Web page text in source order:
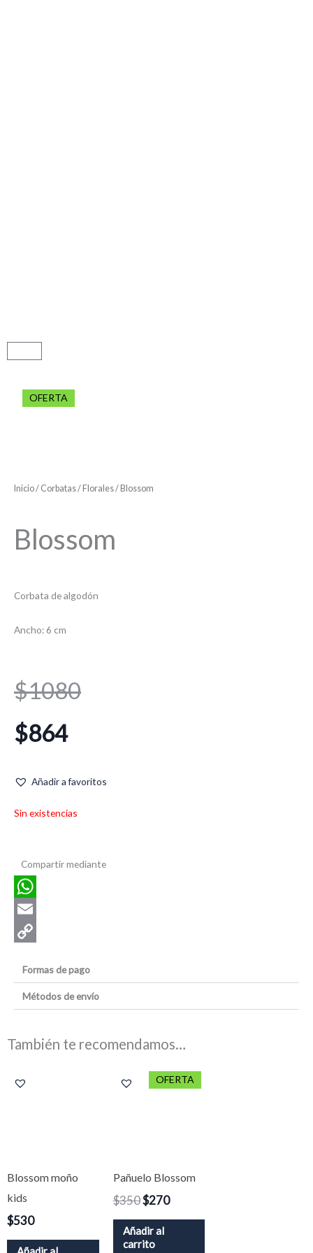
OFERTA
Inicio/ Corbatas/ Florales/ Blossom
Blossom
Corbata de algodón
Ancho: 6 cm
$1080
El
precio
original
era:
$1080.
$864
El
precio
actual
es:
$864.
Añadir a favoritos
Sin existencias
Compartir mediante
WhatsApp
Email
Link
Formas de pago
Métodos de envío
También te recomendamos…
Blossom moño
kids
$530
OFERTA
Pañuelo Blossom
$350
El
precio
$270
El
precio
Añadir al
carrito